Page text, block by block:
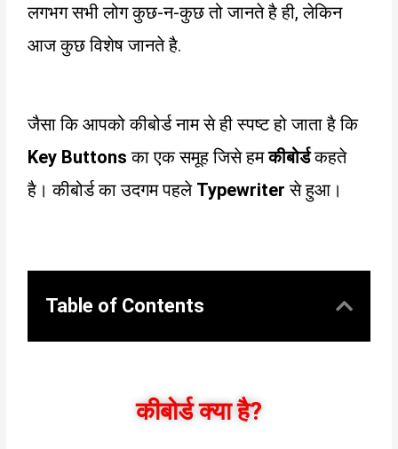
लगभग सभी लोग कुछ-न-कुछ तो जानते है ही, लेकिन
आज कुछ विशेष जानते है.
जैसा कि आपको कीबोर्ड नाम से ही स्पष्ट हो जाता है कि
Key Buttons का एक समूह जिसे हमकीबोर्डकहते
है। कीबोर्ड का उदगम पहले Typewriter से हुआ।
Table of Contents
कीबोर्ड क्या है?